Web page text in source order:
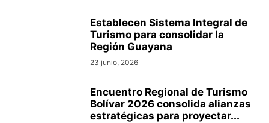
Establecen Sistema Integral de
Turismo para consolidar la
Región Guayana
23 junio, 2026
Encuentro Regional de Turismo
Bolívar 2026 consolida alianzas
estratégicas para proyectar...